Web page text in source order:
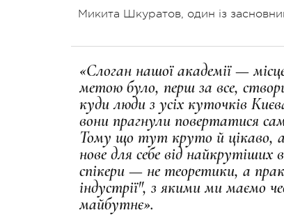
Микита Шкуратов, один із
«Слоган нашої академії —
метою було, перш за все,
куди люди з усіх куточків
вони прагнули повертатися
Тому що тут круто й цікаво,
нове для себе від
спікери — не теоретики, а
індустрії", з якими ми маємо
майбутнє».